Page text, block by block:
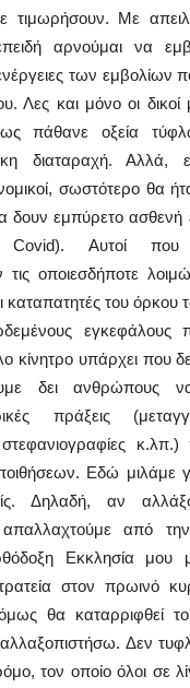
Με
αρνούμαι να
των εμβολίων
Λες και μόνο οι δικοί
πάθανε οξεία
διαταραχή.
σωστότερο θα
δουν εμπύρετο ασθενή
Αυτοί που
τις οποιεσδήποτε
καταπατητές του
εγκεφάλους
κίνητρο υπάρχει που
δει ανθρώπους
πράξεις
στεφανιογραφίες
Εδώ μιλάμε
Δηλαδή, αν
από την
Εκκλησία μου
στον πρωινό
θα καταρριφθεί το
Δεν
τον οποίο όλοι σε